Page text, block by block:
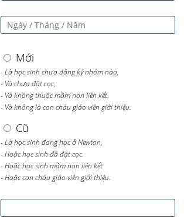
Mới
- Là học sinh chưa đăng ký nhóm nào,
- Và chưa đặt cọc,
- Và không thuộc mầm non liên kết.
- Và không là con cháu giáo viên giới thiệu.
Cũ
- Là học sinh đang học ở Newton,
- Hoặc học sinh đã đặt cọc.
- Hoặc học sinh mầm non liên kết
- Hoặc con cháu giáo viên giới thiệu.